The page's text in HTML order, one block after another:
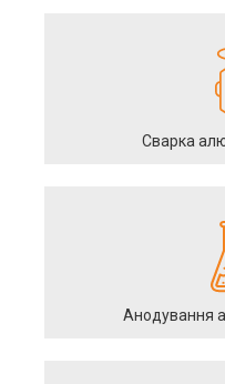
Сварка
Анодування